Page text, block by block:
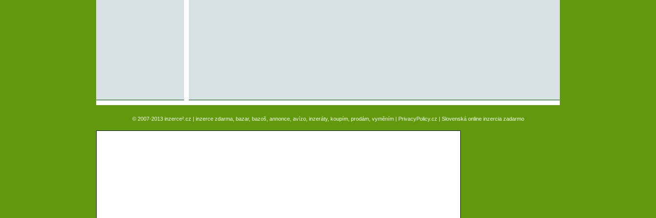
© 2007-2013 inzerce².cz | inzerce zdarma, bazar, bazoš, annonce, avízo, inzeráty, koupím, prodám, vyměním | PrivacyPolicy.cz | Slovenská online inzercia zadarmo